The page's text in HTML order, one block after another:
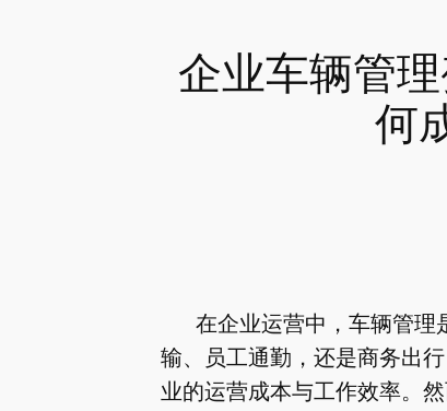
企业车辆管
何
在企业运营中，车辆管理
输、员工通勤，还是商务出
业的运营成本与工作效率。